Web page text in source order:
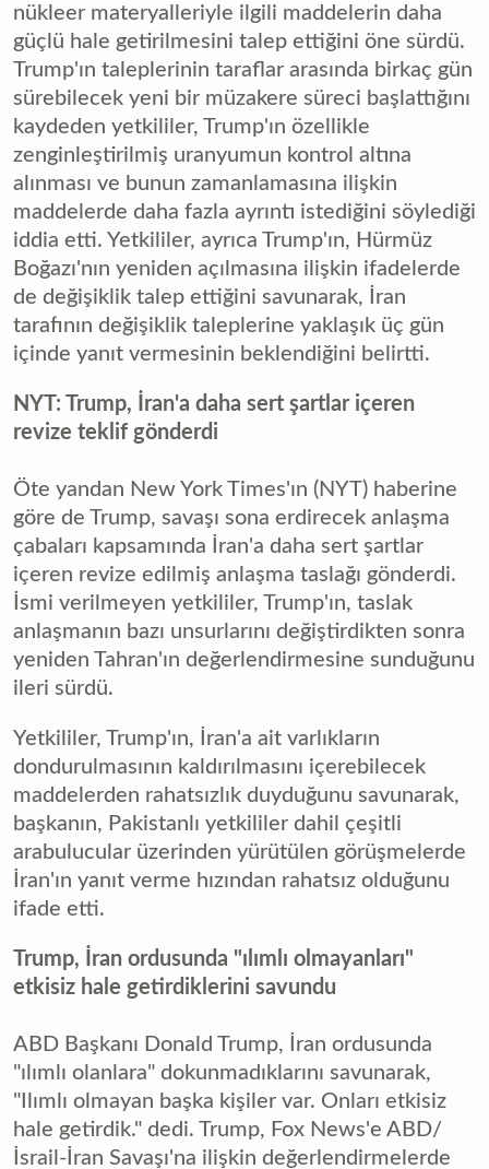
nükleer materyalleriyle ilgili maddelerin daha
güçlü hale getirilmesini talep ettiğini öne sürdü.
Trump'ın taleplerinin taraflar arasında birkaç gün
sürebilecek yeni bir müzakere süreci başlattığını
kaydeden yetkililer, Trump'ın özellikle
zenginleştirilmiş uranyumun kontrol altına
alınması ve bunun zamanlamasına ilişkin
maddelerde daha fazla ayrıntı istediğini söylediği
iddia etti. Yetkililer, ayrıca Trump'ın, Hürmüz
Boğazı'nın yeniden açılmasına ilişkin ifadelerde
de değişiklik talep ettiğini savunarak, İran
tarafının değişiklik taleplerine yaklaşık üç gün
içinde yanıt vermesinin beklendiğini belirtti.
NYT: Trump, İran'a daha sert şartlar içeren
revize teklif gönderdi
Öte yandan New York Times'ın (NYT) haberine
göre de Trump, savaşı sona erdirecek anlaşma
çabaları kapsamında İran'a daha sert şartlar
içeren revize edilmiş anlaşma taslağı gönderdi.
İsmi verilmeyen yetkililer, Trump'ın, taslak
anlaşmanın bazı unsurlarını değiştirdikten sonra
yeniden Tahran'ın değerlendirmesine sunduğunu
ileri sürdü.
Yetkililer, Trump'ın, İran'a ait varlıkların
dondurulmasının kaldırılmasını içerebilecek
maddelerden rahatsızlık duyduğunu savunarak,
başkanın, Pakistanlı yetkililer dahil çeşitli
arabulucular üzerinden yürütülen görüşmelerde
İran'ın yanıt verme hızından rahatsız olduğunu
ifade etti.
Trump, İran ordusunda "ılımlı olmayanları"
etkisiz hale getirdiklerini savundu
ABD Başkanı Donald Trump, İran ordusunda
"ılımlı olanlara" dokunmadıklarını savunarak,
"Ilımlı olmayan başka kişiler var. Onları etkisiz
hale getirdik." dedi. Trump, Fox News'e ABD/
İsrail-İran Savaşı'na ilişkin değerlendirmelerde